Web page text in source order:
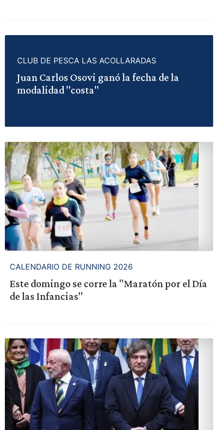
CLUB DE PESCA LAS ACOLLARADAS
Juan Carlos Osovi ganó la fecha de la
modalidad "costa"
CALENDARIO DE RUNNING 2026
Este domingo se corre la "Maratón por el Día
de las Infancias"